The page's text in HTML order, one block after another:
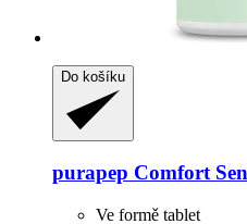
Do košíku
purapep Comfort
Ve formě tablet